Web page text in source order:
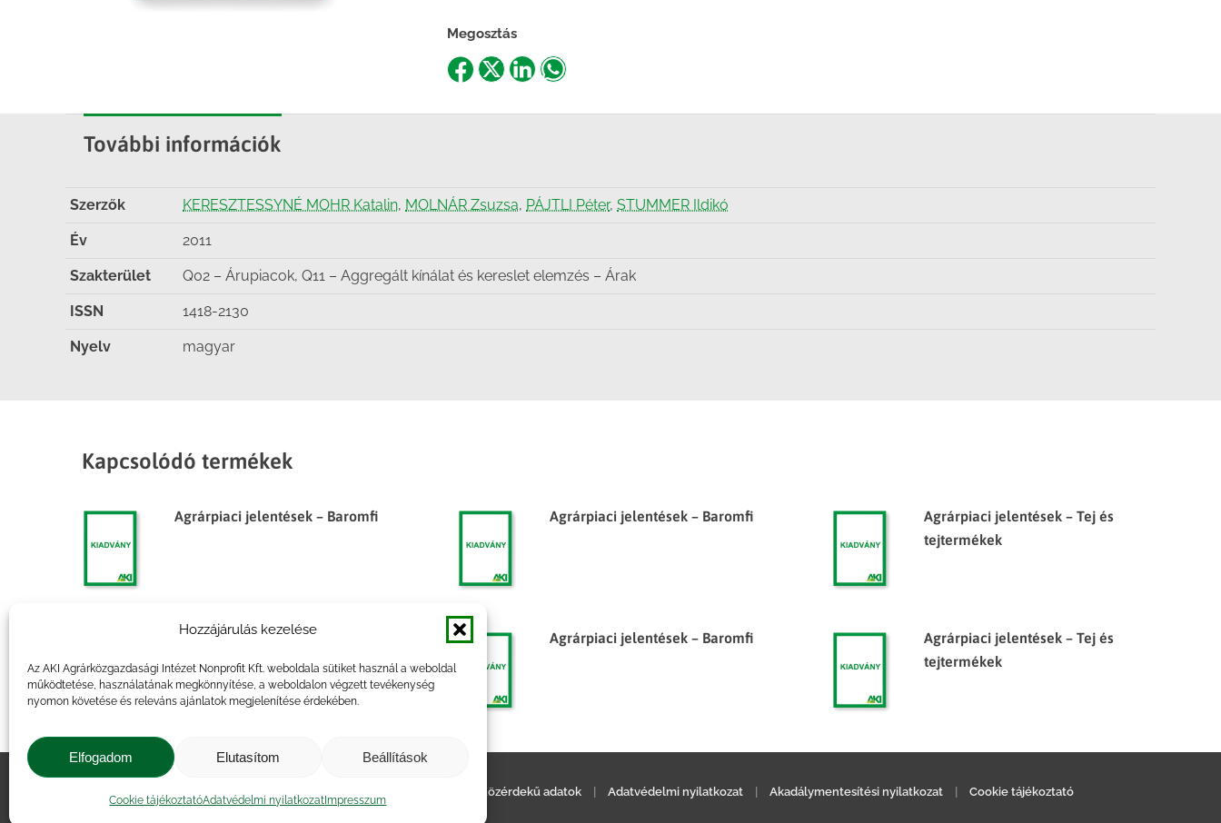
Hozzájárulás kezelése
Az AKI Agrárközgazdasági Intézet Nonprofit Kft. weboldala sütiket használ a weboldal
működtetése, használatának megkönnyítése, a weboldalon végzett tevékenység
nyomon követése és releváns ajánlatok megjelenítése érdekében.
Elfogadom Elutasítom Beállítások
Cookie tájékoztatóAdatvédelmi nyilatkozat Impresszum
Megosztás
ShareShareShareShare
További információk
Szerzők KERESZTESSYNÉ MOHR Katalin, MOLNÁR Zsuzsa, PÁJTLI Péter, STUMMER Ildikó
Év 2011
Szakterület Q02 – Árupiacok, Q11 – Aggregált kínálat és kereslet elemzés – Árak
ISSN 1418-2130
Nyelv magyar
Kapcsolódó termékek
Agrárpiaci jelentések – Baromfi Agrárpiaci jelentések – Baromfi
Agrárpiaci jelentések – Tej és
tejtermékek
Agrárpiaci jelentések – Baromfi Agrárpiaci jelentések – Baromfi
Agrárpiaci jelentések – Tej és
tejtermékek
Impresszum Kapcsolat Közérdekű adatok Adatvédelmi nyilatkozat Akadálymentesítési nyilatkozat Cookie tájékoztató